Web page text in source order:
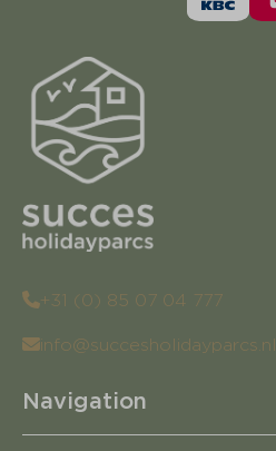
+31 (0) 85 07 04 777
info@succesholidayparcs.nl
Navigation